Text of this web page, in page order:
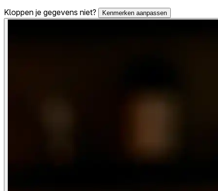
Kloppen je gegevens niet?
Kenmerken aanpassen